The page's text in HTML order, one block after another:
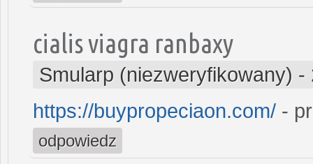
cialis viagra ranbaxy
Smularp (niezweryfikowany) -
https://buypropeciaon.com/ -
odpowiedz